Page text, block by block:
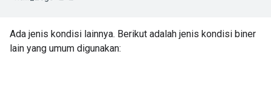
Ada jenis kondisi lainnya. Berikut adalah jenis kondisi biner
lain yang umum digunakan: